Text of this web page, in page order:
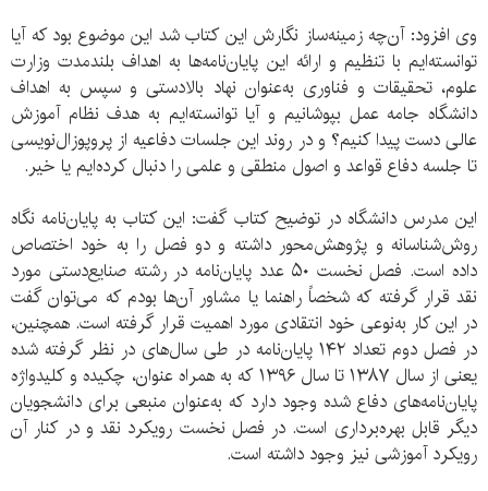
وی افزود: آن‌چه زمینه‌ساز نگارش این کتاب شد این موضوع بود که آیا
توانسته‌ایم با تنظیم و ارائه این پایان‌نامه‌ها به اهداف بلندمدت وزارت
علوم، تحقیقات و فناوری به‌عنوان نهاد بالادستی و سپس به اهداف
دانشگاه جامه عمل بپوشانیم و آیا توانسته‌ایم به هدف نظام آموزش
عالی دست پیدا کنیم؟ و در روند این جلسات دفاعیه از پروپوزال‌نویسی
تا جلسه دفاع قواعد و اصول منطقی و علمی را دنبال کرده‌ایم یا خیر.
این مدرس دانشگاه در توضیح کتاب گفت: این کتاب به پایان‌نامه نگاه
روش‌شناسانه و پژوهش‌محور داشته و دو فصل را به خود اختصاص
داده است. فصل نخست ۵۰ عدد پایان‌نامه در رشته صنایع‌دستی مورد
نقد قرار گرفته که شخصاً راهنما یا مشاور آن‌ها بودم که می‌توان گفت
در این کار به‌نوعی خود انتقادی مورد اهمیت قرار گرفته است. همچنین،
در فصل دوم تعداد ۱۴۲ پایان‌نامه در طی سال‌های در نظر گرفته شده
یعنی از سال ۱۳۸۷ تا سال ۱۳۹۶ که به همراه عنوان، چکیده و کلیدواژه
پایان‌نامه‌های دفاع شده وجود دارد که به‌عنوان منبعی برای دانشجویان
دیگر قابل بهره‌برداری است. در فصل نخست رویکرد نقد و در کنار آن
رویکرد آموزشی نیز وجود داشته است.